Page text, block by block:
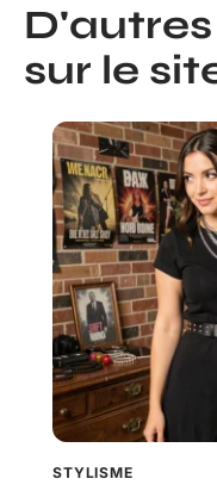
sur le
STYLISME